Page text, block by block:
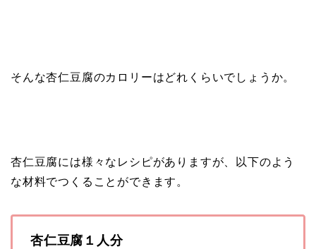
そんな杏仁豆腐のカロリーはどれくらいでしょうか。
杏仁豆腐には様々なレシピがありますが、以下のよう
な材料でつくることができます。
杏仁豆腐１人分